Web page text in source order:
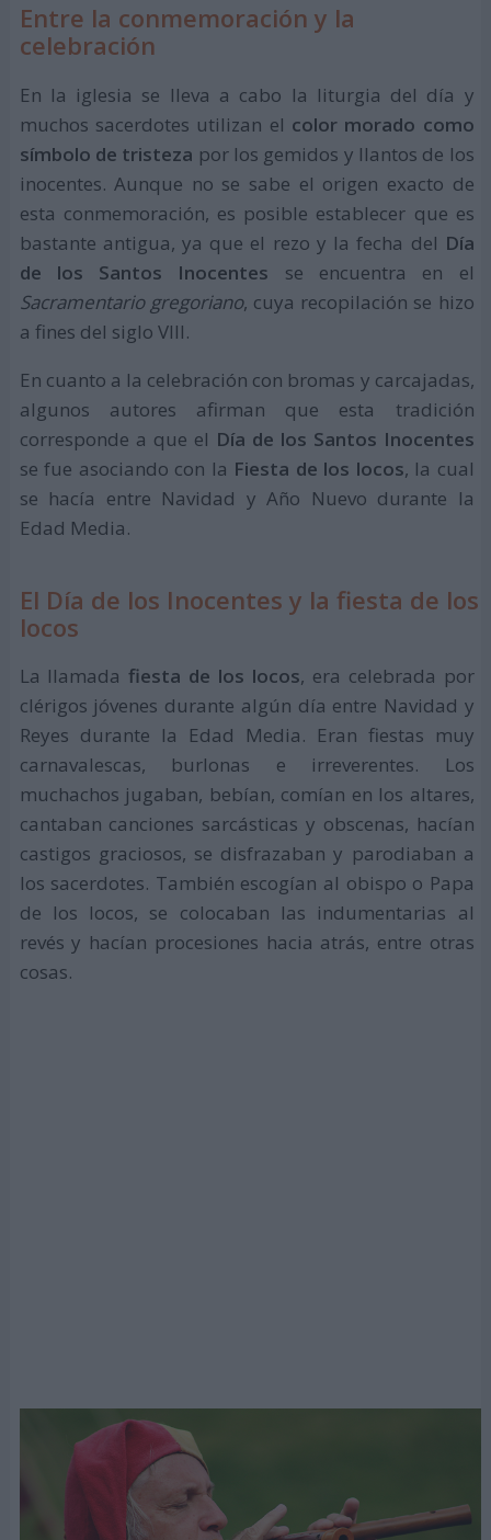
Entre la conmemoración y la
celebración
En la iglesia se lleva a cabo la liturgia del día y
muchos sacerdotes utilizan el color morado como
símbolo de tristeza por los gemidos y llantos de los
inocentes. Aunque no se sabe el origen exacto de
esta conmemoración, es posible establecer que es
bastante antigua, ya que el rezo y la fecha del Día
de los Santos Inocentes se encuentra en el
Sacramentario gregoriano, cuya recopilación se hizo
a fines del siglo VIII.
En cuanto a la celebración con bromas y carcajadas,
algunos autores afirman que esta tradición
corresponde a que el Día de los Santos Inocentes
se fue asociando con la Fiesta de los locos, la cual
se hacía entre Navidad y Año Nuevo durante la
Edad Media.
El Día de los Inocentes y la fiesta de los
locos
La llamadafiesta de los locos, era celebrada por
clérigos jóvenes durante algún día entre Navidad y
Reyes durante la Edad Media. Eran fiestas muy
carnavalescas, burlonas e irreverentes. Los
muchachos jugaban, bebían, comían en los altares,
cantaban canciones sarcásticas y obscenas, hacían
castigos graciosos, se disfrazaban y parodiaban a
los sacerdotes. También escogían al obispo o Papa
de los locos, se colocaban las indumentarias al
revés y hacían procesiones hacia atrás, entre otras
cosas.